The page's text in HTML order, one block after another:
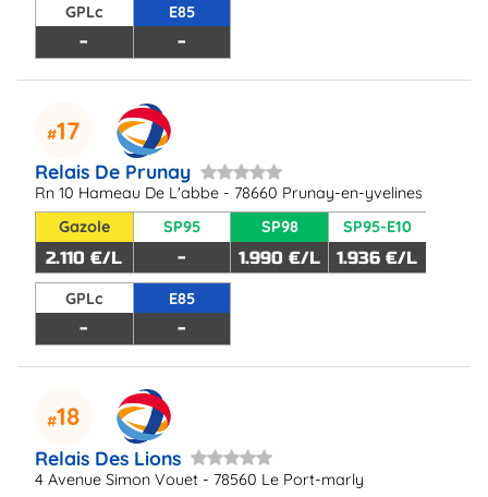
GPLc
-
E85
-
17
Relais De Prunay
Rn 10 Hameau De L'abbe - 78660 Prunay-en-yvelines
Gazole
2.110 €/L
SP95
-
SP98
1.990 €/L
SP95-E10
1.936 €/L
GPLc
-
E85
-
18
Relais Des Lions
4 Avenue Simon Vouet - 78560 Le Port-marly